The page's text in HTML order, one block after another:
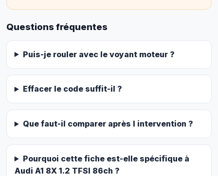
Questions fréquentes
Puis-je rouler avec le voyant moteur ?
Effacer le code suffit-il ?
Que faut-il comparer après l intervention ?
Pourquoi cette fiche est-elle spécifique à
Audi A1 8X 1.2 TFSI 86ch ?